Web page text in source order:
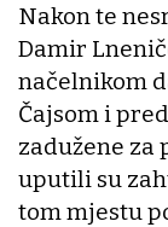
Nakon te
Damir
načelnikom
Čajsom i
zadužene za
uputili su
tom mjestu